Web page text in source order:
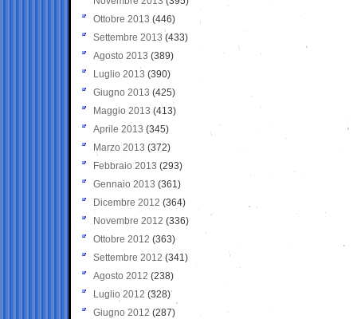
Ottobre 2013 (446)
Settembre 2013 (433)
Agosto 2013 (389)
Luglio 2013 (390)
Giugno 2013 (425)
Maggio 2013 (413)
Aprile 2013 (345)
Marzo 2013 (372)
Febbraio 2013 (293)
Gennaio 2013 (361)
Dicembre 2012 (364)
Novembre 2012 (336)
Ottobre 2012 (363)
Settembre 2012 (341)
Agosto 2012 (238)
Luglio 2012 (328)
Giugno 2012 (287)